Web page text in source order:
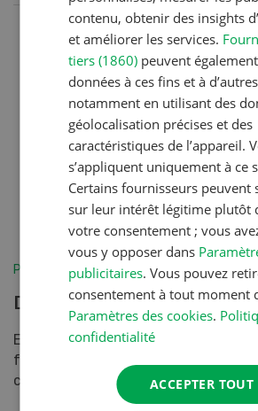
Production végétale
Du fourrage grossier en sac
En agriculture biologique, l’accent
fourrage produit sur l’exploitation.
cas, acheter du fourrage peut
contenu, obtenir des insights
et améliorer les services.
tiers (1860) peuvent
données à ces fins et à
notamment en utilisant des
géolocalisation précises et des
caractéristiques de l’appareil.
s’appliquent uniquement à ce
Certains fournisseurs peuvent
sur leur intérêt légitime plutôt
votre consentement ; vous
vous y opposer dans
publicitaires. Vous pouvez
consentement à tout moment
Paramètres des cookies.
confidentialité
ACCEPTER TOUT